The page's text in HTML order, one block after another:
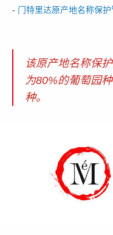
- 门特里达原产地名称保
该原产地名称保
为80%的葡萄园
种。